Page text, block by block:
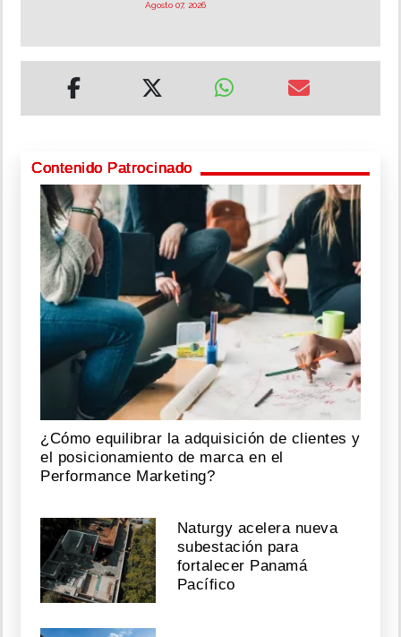
Agosto 07, 2026
Contenido Patrocinado
¿Cómo equilibrar la adquisición de clientes y
el posicionamiento de marca en el
Performance Marketing?
Naturgy acelera nueva
subestación para
fortalecer Panamá
Pacífico